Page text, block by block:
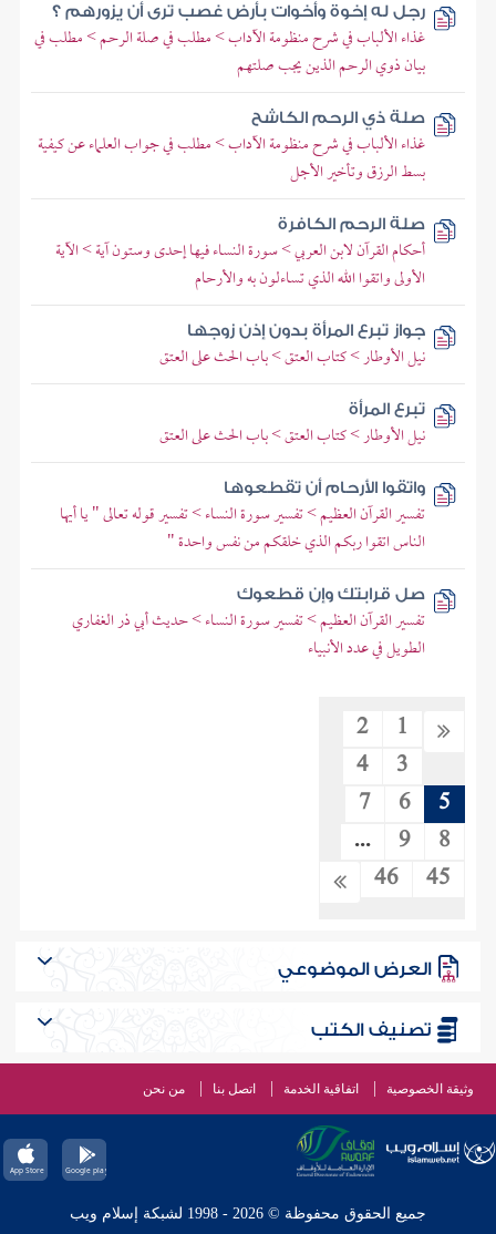
رجل له إخوة وأخوات بأرض غصب ترى أن يزورهم ؟
غذاء الألباب في شرح منظومة الآداب > مطلب في صلة الرحم > مطلب في
بيان ذوي الرحم الذين يجب صلتهم
صلة ذي الرحم الكاشح
غذاء الألباب في شرح منظومة الآداب > مطلب في جواب العلماء عن كيفية
بسط الرزق وتأخير الأجل
صلة الرحم الكافرة
أحكام القرآن لابن العربي > سورة النساء فيها إحدى وستون آية > الآية
الأولى واتقوا الله الذي تساءلون به والأرحام
جواز تبرع المرأة بدون إذن زوجها
نيل الأوطار > كتاب العتق > باب الحث على العتق
تبرع المرأة
نيل الأوطار > كتاب العتق > باب الحث على العتق
واتقوا الأرحام أن تقطعوها
تفسير القرآن العظيم > تفسير سورة النساء > تفسير قوله تعالى " يا أيها
الناس اتقوا ربكم الذي خلقكم من نفس واحدة "
صل قرابتك وإن قطعوك
تفسير القرآن العظيم > تفسير سورة النساء > حديث أبي ذر الغفاري
الطويل في عدد الأنبياء
1
2
3
4
5
6
7
8
9
...
45
46
العرض الموضوعي
تصنيف الكتب
وثيقة الخصوصية اتفاقية الخدمة اتصل بنا من نحن
جميع الحقوق محفوظة © 2026 - 1998 لشبكة إسلام ويب